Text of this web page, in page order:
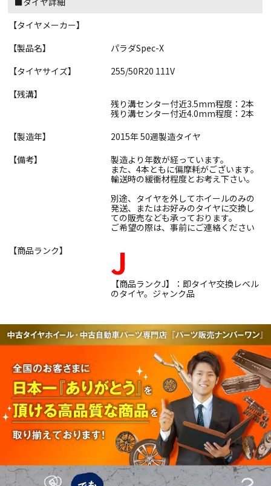
【タイヤメーカー】
【製品名】
パラダSpec-X
【タイヤサイズ】
255/50R20 111V
【残溝】
残り溝センター付近3.5mm程度：2本
残り溝センター付近4.0mm程度：2本
【製造年】
2015年 50週製造タイヤ
【備考】
製造より年数が経っています。
また、4本ともに偏摩耗がございます。
輸送時の緩衝材程度とお考え下さい。
別途、タイヤを外してホイールのみの
発送、またはお好みのタイヤに交換し
ての販売なども承っております。
ご希望の際は、事前にご連絡ください
【商品ランク】
J
【商品ランクJ】：即タイヤ交換レベル
のタイヤ。ジャンク品